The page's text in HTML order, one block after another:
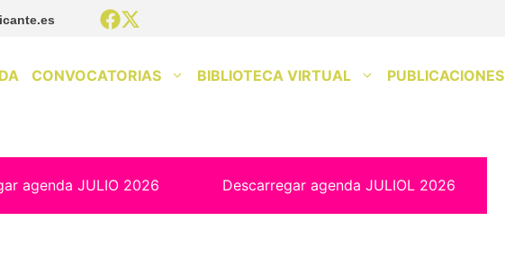
CONVOCATORIAS BIBLIOTECA VIRTUAL PUBLICACIONES
agenda JULIO 2026 Descarregar agenda JULIOL 2026